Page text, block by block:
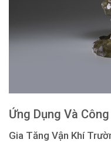
Ứng Dụng Và
Gia Tăng Vận Khí